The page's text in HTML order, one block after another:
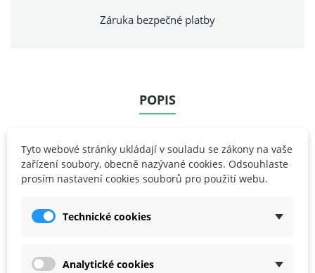
Záruka bezpečné platby
POPIS
REVIEWS
Připravte se na úžasnou cestu do světa čísel s naší
do světa Numberblocks, kde vaše děti mohou
Tyto webové stránky ukládají v souladu se zákony na vaše
zařízení soubory, obecně nazývané cookies. Odsouhlaste
prosím nastavení cookies souborů pro použití webu.
Technické cookies
Analytické cookies